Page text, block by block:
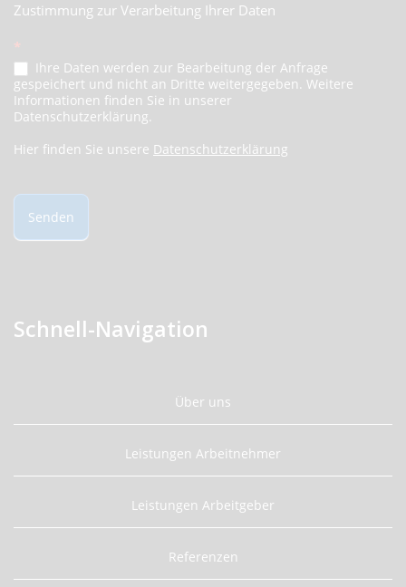
Zustimmung zur Verarbeitung Ihrer Daten
*
Ihre Daten werden zur Bearbeitung der Anfrage
gespeichert und nicht an Dritte weitergegeben. Weitere
Informationen finden Sie in unserer
Datenschutzerklärung.
Hier finden Sie unsere Datenschutzerklärung
Senden
Schnell-Navigation
Über uns
Leistungen Arbeitnehmer
Leistungen Arbeitgeber
Referenzen